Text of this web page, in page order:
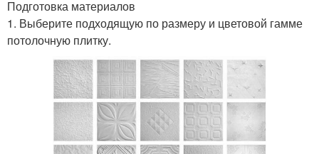
Подготовка материалов
1. Выберите подходящую по размеру и цветовой гамме
потолочную плитку.